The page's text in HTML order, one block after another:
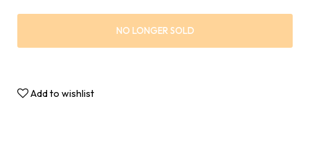
NO LONGER SOLD
Add to wishlist